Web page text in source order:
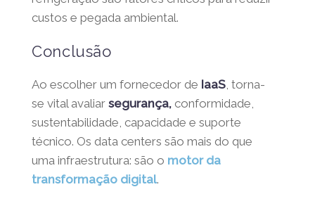
custos e pegada ambiental.
Conclusão
Ao escolher um fornecedor de IaaS, torna-
se vital avaliar segurança, conformidade,
sustentabilidade, capacidade e suporte
técnico. Os data centers são mais do que
uma infraestrutura: são o motor da
transformação digital.
Não percas as notícias e
novidades do Masterway
Conhece a nossa Newsletter!